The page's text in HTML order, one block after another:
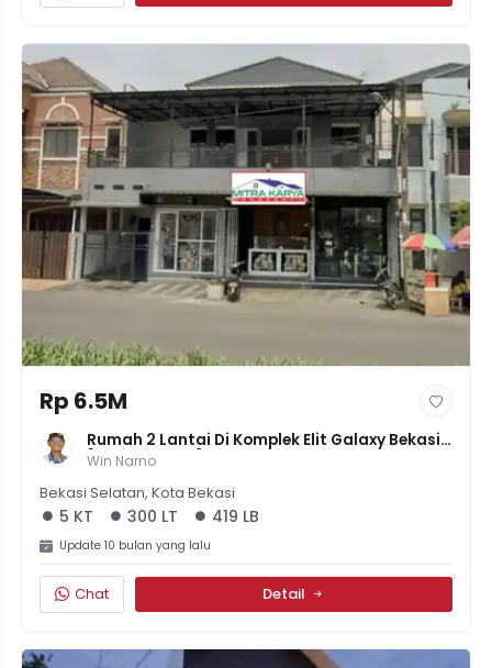
Rp 6.5M
Rumah 2 Lantai Di Komplek Elit Galaxy Bekasi
[LT 300 LB 419] | 5KT 4KM | Full Balkoni | Harga
Win Narno
Bekasi Selatan, Kota Bekasi
5 KT 300 LT 419 LB
Update 10 bulan yang lalu
Chat Detail